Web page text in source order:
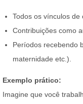
Todos os vínculos
Contribuições como
Períodos recebendo
maternidade etc.).
Exemplo prático:
Imagine que você